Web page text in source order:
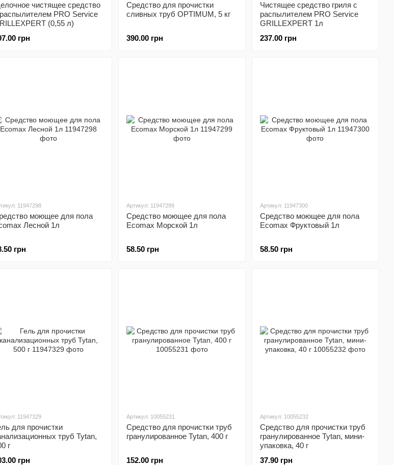
чистящее средство
PRO Service
(0,55 л)
грн
Средство для прочистки
сливных труб OPTIMUM, 5 кг
390.00 грн
Чистящее средство гриля с
распылителем PRO Service
GRILLEXPERT 1л
237.00 грн
11947298
моющее для пола
Лесной 1л
грн
Артикул: 11947299
Средство моющее для пола
Ecomax Морской 1л
58.50 грн
Артикул: 11947300
Средство моющее для пола
Ecomax Фруктовый 1л
58.50 грн
11947329
для прочистки
труб Tytan,
г
грн
Артикул: 10055231
Средство для прочистки труб
гранулированное Tytan, 400 г
152.00 грн
Артикул: 10055232
Средство для прочистки труб
гранулированное Tytan, мини-
упаковка, 40 г
37.90 грн